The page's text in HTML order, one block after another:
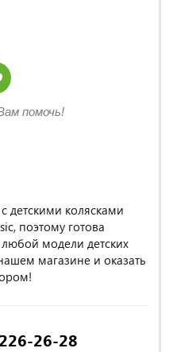
детскими колясками
поэтому готова
модели детских
магазине и оказать
26-28
помочь!